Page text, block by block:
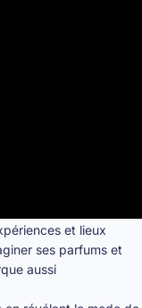
et lieux
ses parfums et
aussi